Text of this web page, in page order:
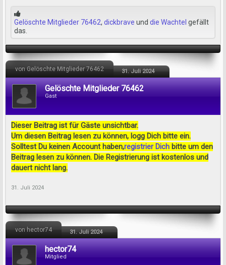
Gelöschte Mitglieder 76462, dickbrave und die Wachtel gefällt
das.
von Gelöschte Mitglieder 76462 31. Juli 2024
Gelöschte Mitglieder 76462
Gast
Dieser Beitrag ist für Gäste unsichtbar.
Um diesen Beitrag lesen zu können, logg Dich bitte ein.
Solltest Du keinen Account haben,registrier Dich bitte um den
Beitrag lesen zu können. Die Registrierung ist kostenlos und
dauert nicht lang.
31. Juli 2024
von hector74 31. Juli 2024
hector74
Mitglied